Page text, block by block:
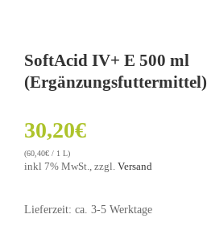
SoftAcid IV+ E 500 ml
(Ergänzungsfuttermittel)
30,20€
(60,40€ / 1 L)
inkl 7% MwSt., zzgl. Versand
Lieferzeit: ca. 3-5 Werktage